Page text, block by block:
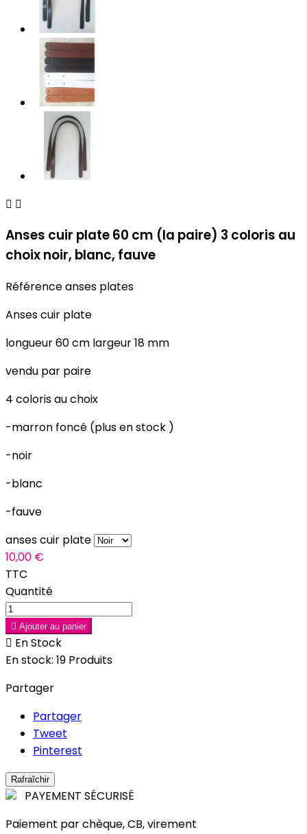
 
Anses cuir plate 60 cm (la paire) 3 coloris au
choix noir, blanc, fauve
Référenceanses plates
Anses cuir plate
longueur 60 cm largeur 18 mm
vendu par paire
4 coloris au choix
-marron foncé (plus en stock )
-noir
-blanc
-fauve
anses cuir plate
10,00 €
TTC
Quantité
 Ajouter au panier
 En Stock
En stock: 19 Produits
Partager
Partager
Tweet
Pinterest
PAYEMENT SÉCURISÉ
Paiement par chèque, CB, virement